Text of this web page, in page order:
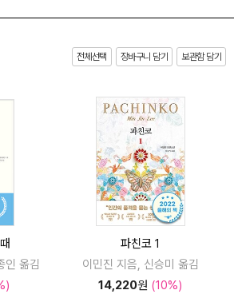
전체선택 장바구니 담기 보관함 담기
인 옮김
파친코 1
이민진 지음, 신승미 옮김
14,220원 (10%)